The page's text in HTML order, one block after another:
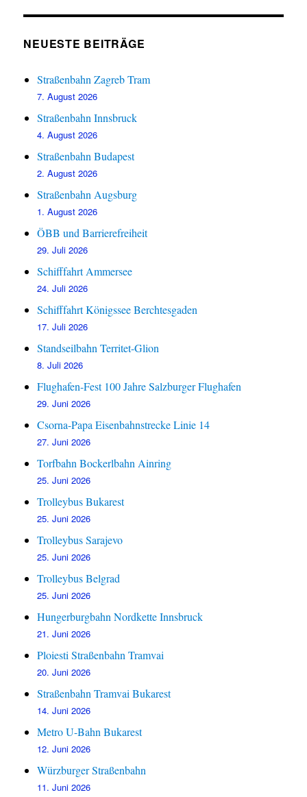
NEUESTE BEITRÄGE
Straßenbahn Zagreb Tram
7. August 2026
Straßenbahn Innsbruck
4. August 2026
Straßenbahn Budapest
2. August 2026
Straßenbahn Augsburg
1. August 2026
ÖBB und Barrierefreiheit
29. Juli 2026
Schifffahrt Ammersee
24. Juli 2026
Schifffahrt Königssee Berchtesgaden
17. Juli 2026
Standseilbahn Territet-Glion
8. Juli 2026
Flughafen-Fest 100 Jahre Salzburger Flughafen
29. Juni 2026
Csorna-Papa Eisenbahnstrecke Linie 14
27. Juni 2026
Torfbahn Bockerlbahn Ainring
25. Juni 2026
Trolleybus Bukarest
25. Juni 2026
Trolleybus Sarajevo
25. Juni 2026
Trolleybus Belgrad
25. Juni 2026
Hungerburgbahn Nordkette Innsbruck
21. Juni 2026
Ploiesti Straßenbahn Tramvai
20. Juni 2026
Straßenbahn Tramvai Bukarest
14. Juni 2026
Metro U-Bahn Bukarest
12. Juni 2026
Würzburger Straßenbahn
11. Juni 2026